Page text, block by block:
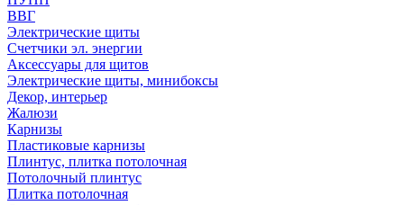
ВВГ
Электрические щиты
Счетчики эл. энергии
Аксессуары для щитов
Электрические щиты, минибоксы
Декор, интерьер
Жалюзи
Карнизы
Пластиковые карнизы
Плинтус, плитка потолочная
Потолочный плинтус
Плитка потолочная